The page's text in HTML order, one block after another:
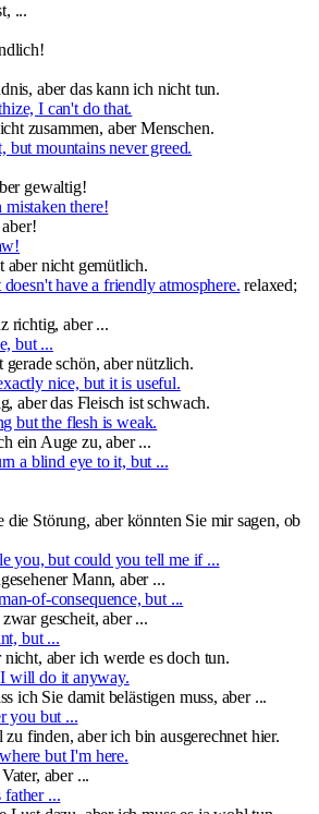
...
aber das kann ich nicht tun.
I can't do that.
zusammen, aber Menschen.
but mountains never greed.
gewaltig!
there!
aber nicht gemütlich.
have a friendly atmosphere. relaxed;
richtig, aber ...
but ...
schön, aber nützlich.
nice, but it is useful.
aber das Fleisch ist schwach.
but the flesh is weak.
ein Auge zu, aber ...
a blind eye to it, but ...
die Störung, aber könnten Sie mir sagen, ob
you, but could you tell me if ...
Mann, aber ...
of-consequence, but ...
gescheit, aber ...
but ...
aber ich werde es doch tun.
will do it anyway.
ich Sie damit belästigen muss, aber ...
you but ...
finden, aber ich bin ausgerechnet hier.
but I'm here.
aber ...
father ...